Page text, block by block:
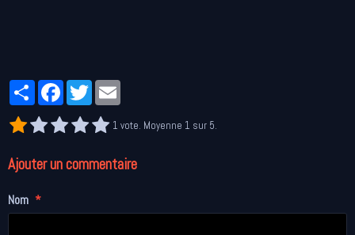
PartagerFacebookTwitter
1 vote. Moyenne 1 sur 5.
Ajouter un commentaire
Nom